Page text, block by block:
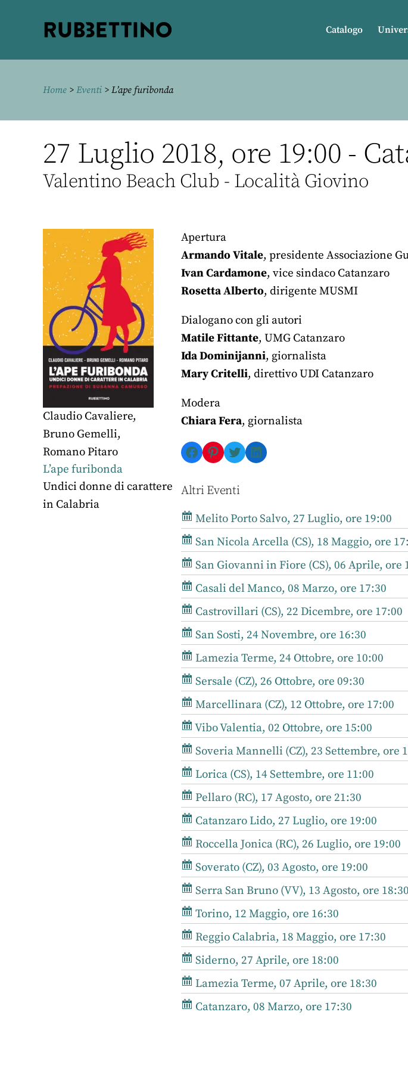
Catalogo
Home > Eventi > L’ape furibonda
27 Luglio 2018, ore 19:00 -
Valentino Beach Club - Località Giovino
Claudio Cavaliere,
Bruno Gemelli,
Romano Pitaro
L’ape furibonda
Undici donne di carattere
in Calabria
Apertura
Armando Vitale, presidente Associazione
Ivan Cardamone, vice sindaco Catanzaro
Rosetta Alberto, dirigente MUSMI
Dialogano con gli autori
Matile Fittante, UMG Catanzaro
Ida Dominijanni, giornalista
Mary Critelli, direttivo UDI Catanzaro
Modera
Chiara Fera, giornalista
Facebook
Pinterest
TwitterLinkedIn
Altri Eventi
Melito Porto Salvo, 27 Luglio, ore 19:00
San Nicola Arcella (CS), 18 Maggio, ore
San Giovanni in Fiore (CS), 06 Aprile, ore
Casali del Manco, 08 Marzo, ore 17:30
Castrovillari (CS), 22 Dicembre, ore 17:00
San Sosti, 24 Novembre, ore 16:30
Lamezia Terme, 24 Ottobre, ore 10:00
Sersale (CZ), 26 Ottobre, ore 09:30
Marcellinara (CZ), 12 Ottobre, ore 17:00
Vibo Valentia, 02 Ottobre, ore 15:00
Soveria Mannelli (CZ), 23 Settembre, ore
Lorica (CS), 14 Settembre, ore 11:00
Pellaro (RC), 17 Agosto, ore 21:30
Catanzaro Lido, 27 Luglio, ore 19:00
Roccella Jonica (RC), 26 Luglio, ore 19:00
Soverato (CZ), 03 Agosto, ore 19:00
Serra San Bruno (VV), 13 Agosto, ore 18:30
Torino, 12 Maggio, ore 16:30
Reggio Calabria, 18 Maggio, ore 17:30
Siderno, 27 Aprile, ore 18:00
Lamezia Terme, 07 Aprile, ore 18:30
Catanzaro, 08 Marzo, ore 17:30